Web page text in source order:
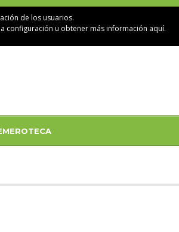
de los usuarios.
configuración u obtenermás información aquí.